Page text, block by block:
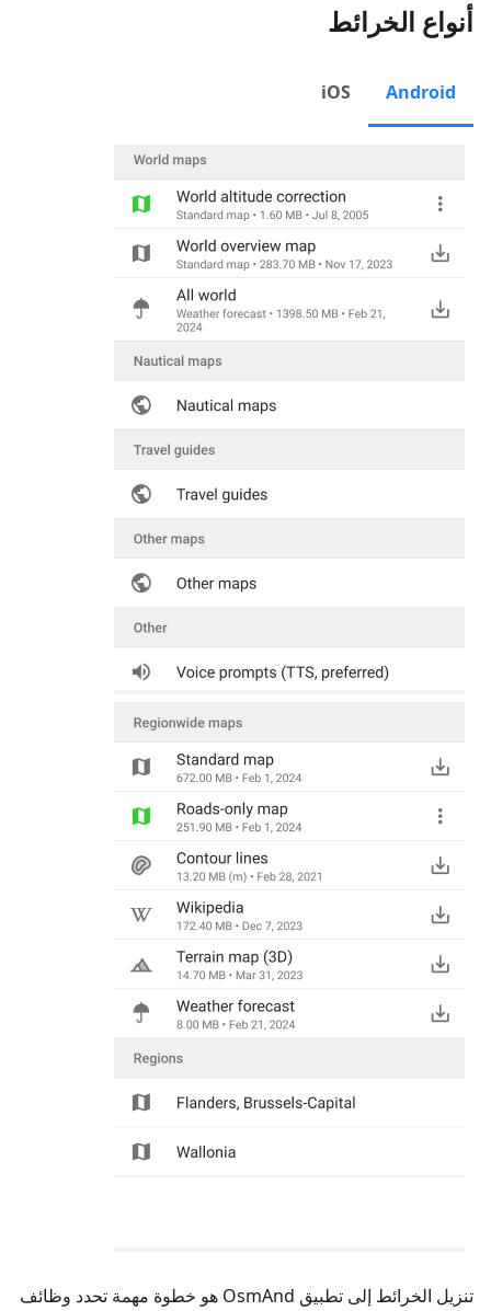
أنواع الخرائط
Android
iOS
تنزيل الخرائط إلى تطبيق OsmAnd هو خطوة مهمة تحدد وظائف